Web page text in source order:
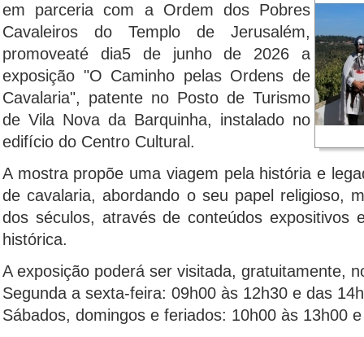
em parceria com a Ordem dos Pobres
Cavaleiros do Templo de Jerusalém,
promoveaté dia5 de junho de 2026 a
exposição "O Caminho pelas Ordens de
Cavalaria", patente no Posto de Turismo
de Vila Nova da Barquinha, instalado no
edifício do Centro Cultural.
A mostra propõe uma viagem pela história e
de cavalaria, abordando o seu papel religioso,
dos séculos, através de conteúdos expositivos
histórica.
A exposição poderá ser visitada, gratuitamente,
Segunda a sexta-feira: 09h00 às 12h30 e das
Sábados, domingos e feriados: 10h00 às 13h00